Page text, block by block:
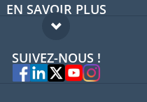
Guides pays
EN SAVOIR PLUS
FAQ
Experts
SUIVEZ-NOUS !